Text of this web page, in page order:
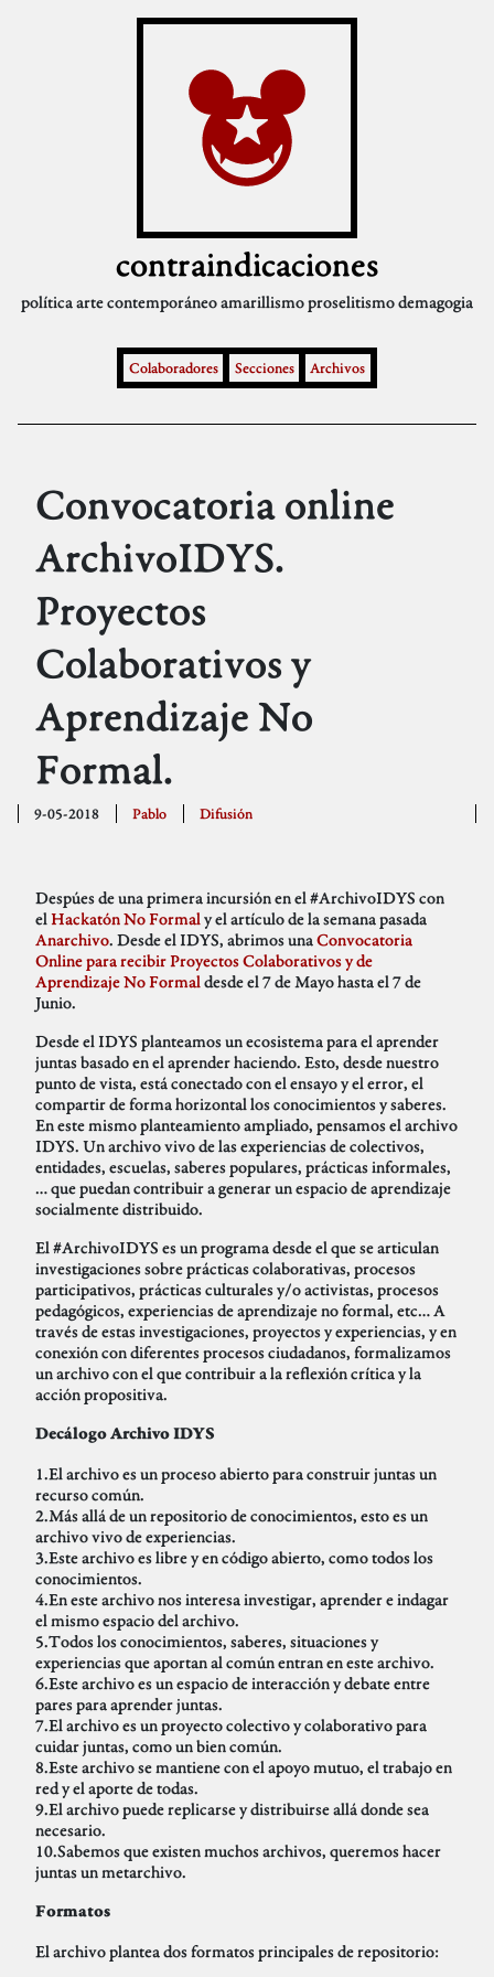
contraindicaciones
políticaarte contemporáneoamarillismoproselitismodemagogia
Colaboradores Secciones Archivos
Convocatoria online
ArchivoIDYS.
Proyectos
Colaborativos y
Aprendizaje No
Formal.
9-05-2018 Pablo Difusión
Despúes de una primera incursión en el #ArchivoIDYS con
el Hackatón No Formal y el artículo de la semana pasada
Anarchivo. Desde el IDYS, abrimos una Convocatoria
Online para recibir Proyectos Colaborativos y de
Aprendizaje No Formal desde el 7 de Mayo hasta el 7 de
Junio.
Desde el IDYS planteamos un ecosistema para el aprender
juntas basado en el aprender haciendo. Esto, desde nuestro
punto de vista, está conectado con el ensayo y el error, el
compartir de forma horizontal los conocimientos y saberes.
En este mismo planteamiento ampliado, pensamos el archivo
IDYS. Un archivo vivo de las experiencias de colectivos,
entidades, escuelas, saberes populares, prácticas informales,
… que puedan contribuir a generar un espacio de aprendizaje
socialmente distribuido.
El #ArchivoIDYS es un programa desde el que se articulan
investigaciones sobre prácticas colaborativas, procesos
participativos, prácticas culturales y/o activistas, procesos
pedagógicos, experiencias de aprendizaje no formal, etc… A
través de estas investigaciones, proyectos y experiencias, y en
conexión con diferentes procesos ciudadanos, formalizamos
un archivo con el que contribuir a la reflexión crítica y la
acción propositiva.
Decálogo Archivo IDYS
1.El archivo es un proceso abierto para construir juntas un
recurso común.
2.Más allá de un repositorio de conocimientos, esto es un
archivo vivo de experiencias.
3.Este archivo es libre y en código abierto, como todos los
conocimientos.
4.En este archivo nos interesa investigar, aprender e indagar
el mismo espacio del archivo.
5.Todos los conocimientos, saberes, situaciones y
experiencias que aportan al común entran en este archivo.
6.Este archivo es un espacio de interacción y debate entre
pares para aprender juntas.
7.El archivo es un proyecto colectivo y colaborativo para
cuidar juntas, como un bien común.
8.Este archivo se mantiene con el apoyo mutuo, el trabajo en
red y el aporte de todas.
9.El archivo puede replicarse y distribuirse allá donde sea
necesario.
10.Sabemos que existen muchos archivos, queremos hacer
juntas un metarchivo.
Formatos
El archivo plantea dos formatos principales de repositorio: